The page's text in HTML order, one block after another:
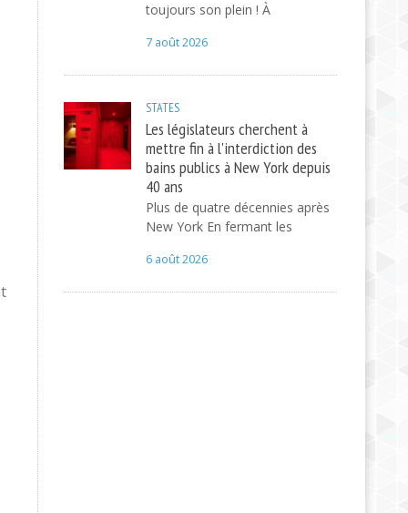
toujours son plein ! À
7 août 2026
STATES
Les législateurs cherchent à
mettre fin à l'interdiction des
bains publics à New York depuis
40 ans
Plus de quatre décennies après
New York En fermant les
6 août 2026